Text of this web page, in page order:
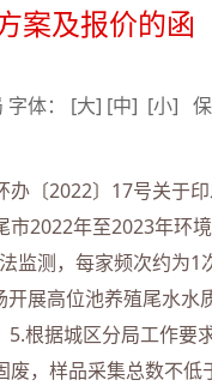
案及报价的函
体： [大] [中] [小]
2022〕17号关于
2022年至2023年环
监测，每家频次约为
展高位池养殖尾水
根据城区分局工作
，样品采集总数不